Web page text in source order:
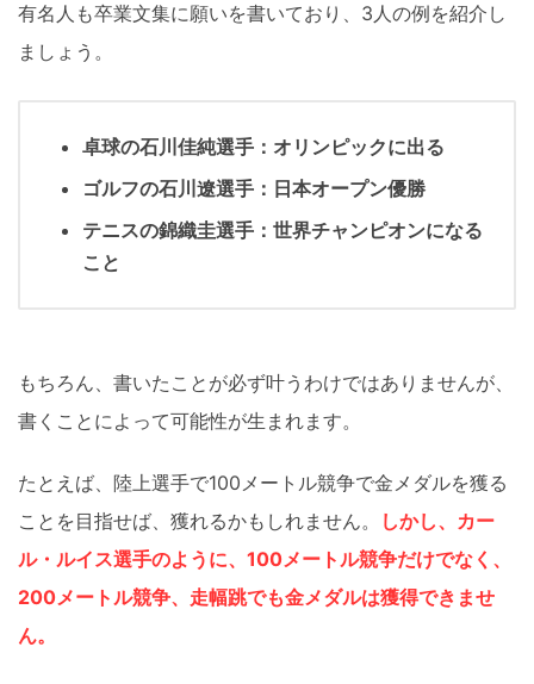
有名人も卒業文集に願いを書いており、3人の例を紹介し
ましょう。
卓球の石川佳純選手：オリンピックに出る
ゴルフの石川遼選手：日本オープン優勝
テニスの錦織圭選手：世界チャンピオンになる
こと
もちろん、書いたことが必ず叶うわけではありませんが、
書くことによって可能性が生まれます。
たとえば、陸上選手で100メートル競争で金メダルを獲る
ことを目指せば、獲れるかもしれません。
しかし、カー
ル・ルイス選手のように、100メートル競争だけでなく、
200メートル競争、走幅跳でも金メダルは獲得できませ
ん。